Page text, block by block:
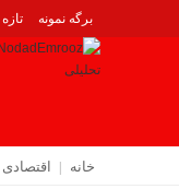
برگه نمونه تازه
خانه اقتصادی